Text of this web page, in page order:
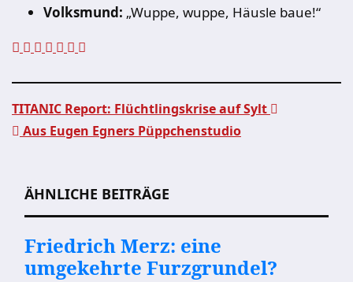
Volksmund: „Wuppe, wuppe, Häusle baue!“
TITANIC Report: Flüchtlingskrise auf Sylt
Aus Eugen Egners Püppchenstudio
ÄHNLICHE BEITRÄGE
Friedrich Merz: eine
umgekehrte Furzgrundel?